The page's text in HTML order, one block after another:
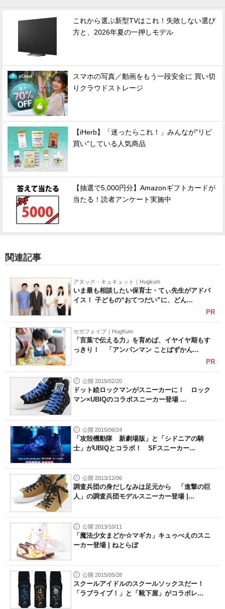
これから選ぶ新型TVはこれ！失敗しない選び
方と、2026年夏の一押しモデル
スマホの写真／動画をもう一段安全に 買い切
りクラウドストレージ
【iHerb】「迷ったらこれ！」みんなが"リピ
買い"している人気商品
【抽選で5,000円分】Amazonギフトカードが
当たる！読者アンケート実施中
関連記事
アタック・キュキュット｜Hugkum
いま最も相談したい保育士・てぃ先生がアドバ
イス！ 子どもの“おてつだい”に、どん...
PR
セガフェイブ｜HugKum
「言葉で伝える力」を育めば、イヤイヤ期もす
っきり！ 「アンパンマン ことばずかん...
PR
公開 2015/02/20
ドット絵ロックマンがスニーカーに！ ロック
マン×UBIQのコラボスニーカー登場 ...
公開 2015/06/24
「攻殻機動隊 新劇場版」と「シドニアの騎
士」がUBIQとコラボ！ SFスニーカー...
公開 2013/12/06
調査兵団の身だしなみは足元から 「進撃の巨
人」の調査兵団モデルスニーカー登場 |...
公開 2013/10/11
「魔法少女まどか☆マギカ」キュゥべえのスニ
ーカー登場 | ねとらぼ
公開 2015/05/28
スクールアイドルのスクールソックスだー！
「ラブライブ！」と「靴下屋」がコラボレ...